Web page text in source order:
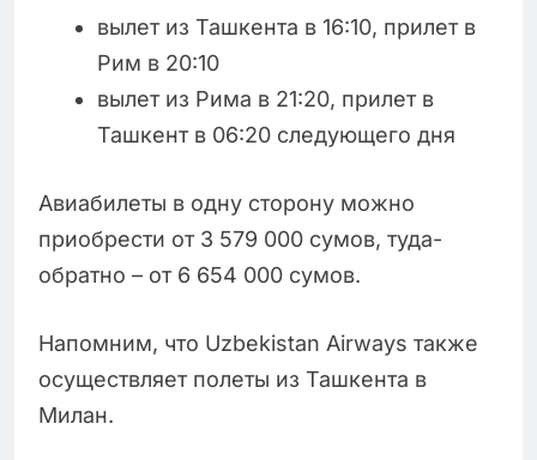
вылет из Ташкента в 16:10, прилет в
Рим в 20:10
вылет из Рима в 21:20, прилет в
Ташкент в 06:20 следующего дня
Авиабилеты в одну сторону можно
приобрести от 3 579 000 сумов, туда-
обратно – от 6 654 000 сумов.
Напомним, что Uzbekistan Airways также
осуществляет полеты из Ташкента в
Милан.